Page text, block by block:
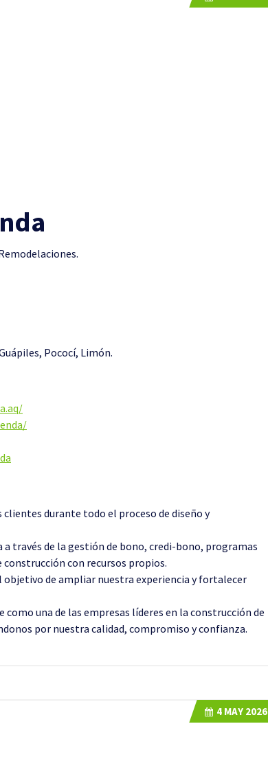
Pococí, Limón.
clientes durante todo el proceso de diseño y
a través de la gestión de bono, credi-bono, programas
construcción con recursos propios.
de ampliar nuestra experiencia y fortalecer
como una de las empresas líderes en la construcción de
por nuestra calidad, compromiso y confianza.
4 MAY 2026